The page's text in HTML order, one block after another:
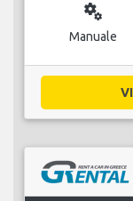
miscellaneous_services
Manuale